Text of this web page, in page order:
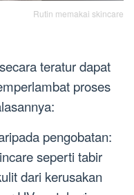
Rutin memakai skincare
teratur dapat
proses
pengobatan:
seperti tabir
dari kerusakan